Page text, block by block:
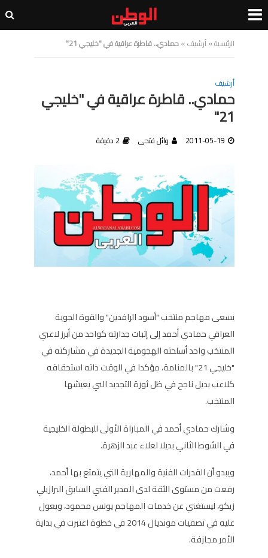
الرئيسية»أرشيف»حمادي.. قاطرة عراقية في "خليجي 21"
أرشيف
حمادي.. قاطرة عراقية في "خليجي
21"
2011-05-19 وائل فتحى 2 دقيقة
يسعى مهاجم منتخب "أسود الرافدين" والقوة الجوية
العراقي حمادي أحمد إلى إثبات جدارته كواحد من أبرز لاعبي
المنتخب واحد أسلحته الهجومية الجديدة في مشاركته في
"خليجي 21" بالمنامة، مؤكدا في الوقت ذاته استحقاقه
كلاعب بديل ناجح في ظل ثورة التجديد الني يعيشها
المنتخب.
وشارك حمادي أحمد في المباراة الأولى للبطولة الخليجية
في الشوط الثاني بديلا لعلاء عبد الزهرة.
ويبدو أن القدرات الفنية والمهارية التي يتمتع بها أحمد،
رفعت من مستوى الثقة لدى المدير الفني السابق البرازيلي
زيكو، ليستغني عن خدمات المهاجم يونس محمود، ويعول
عليه في تصفيات مونديال 2014 في خطوة اعتبرت في بداية
الأمر مجازفة.